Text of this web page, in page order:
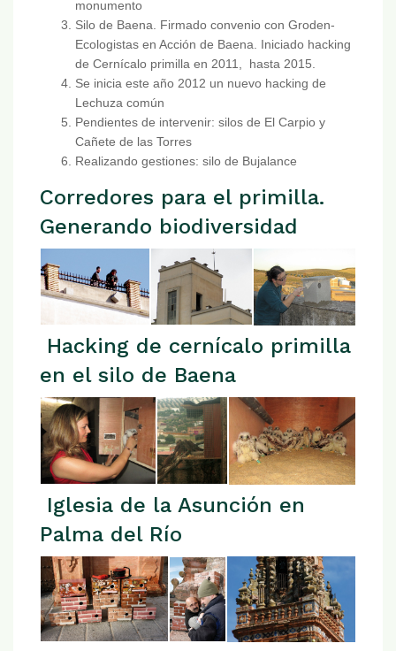
monumento
Silo de Baena. Firmado convenio con Groden-
Ecologistas en Acción de Baena. Iniciado hacking
de Cernícalo primilla en 2011, hasta 2015.
Se inicia este año 2012 un nuevo hacking de
Lechuza común
Pendientes de intervenir: silos de El Carpio y
Cañete de las Torres
Realizando gestiones: silo de Bujalance
Corredores para el primilla.
Generando biodiversidad
Hacking de cernícalo primilla
en el silo de Baena
Iglesia de la Asunción en
Palma del Río